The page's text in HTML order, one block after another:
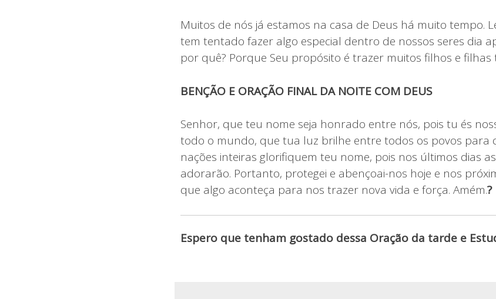
Muitos de nós já estamos na casa de Deus há muito tempo.
tem tentado fazer algo especial dentro de nossos seres dia
por quê? Porque Seu propósito é trazer muitos filhos e filhas
BENÇÃO E ORAÇÃO FINAL DA NOITE COM DEUS
Senhor, que teu nome seja honrado entre nós, pois tu és
todo o mundo, que tua luz brilhe entre todos os povos para
nações inteiras glorifiquem teu nome, pois nos últimos dias
adorarão. Portanto, protegei e abençoai-nos hoje e nos
que algo aconteça para nos trazer nova vida e força. Amém.?
Espero que tenham gostado dessa Oração da tarde e